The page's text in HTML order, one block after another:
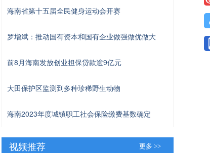
海南省第十五届全民健身运动会开赛
罗增斌：推动国有资本和国有企业做强做优做大
前8月海南发放创业担保贷款逾9亿元
大田保护区监测到多种珍稀野生动物
海南2023年度城镇职工社会保险缴费基数确定
视频推荐 更多 >>